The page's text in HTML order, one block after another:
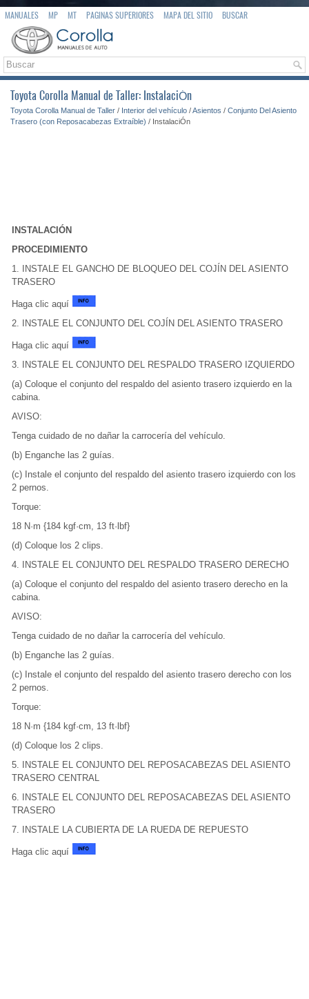
MANUALES MP MT PAGINAS SUPERIORES MAPA DEL SITIO BUSCAR
Toyota Corolla Manual de Taller: InstalaciÓn
Toyota Corolla Manual de Taller / Interior del vehículo /Asientos / Conjunto Del Asiento
Trasero (con Reposacabezas Extraíble) / InstalaciÓn
INSTALACIÓN
PROCEDIMIENTO
1. INSTALE EL GANCHO DE BLOQUEO DEL COJÍN DEL ASIENTO
TRASERO
Haga clic aquí
2. INSTALE EL CONJUNTO DEL COJÍN DEL ASIENTO TRASERO
Haga clic aquí
3. INSTALE EL CONJUNTO DEL RESPALDO TRASERO IZQUIERDO
(a) Coloque el conjunto del respaldo del asiento trasero izquierdo en la
cabina.
AVISO:
Tenga cuidado de no dañar la carrocería del vehículo.
(b) Enganche las 2 guías.
(c) Instale el conjunto del respaldo del asiento trasero izquierdo con los
2 pernos.
Torque:
18 N·m {184 kgf·cm, 13 ft·lbf}
(d) Coloque los 2 clips.
4. INSTALE EL CONJUNTO DEL RESPALDO TRASERO DERECHO
(a) Coloque el conjunto del respaldo del asiento trasero derecho en la
cabina.
AVISO:
Tenga cuidado de no dañar la carrocería del vehículo.
(b) Enganche las 2 guías.
(c) Instale el conjunto del respaldo del asiento trasero derecho con los
2 pernos.
Torque:
18 N·m {184 kgf·cm, 13 ft·lbf}
(d) Coloque los 2 clips.
5. INSTALE EL CONJUNTO DEL REPOSACABEZAS DEL ASIENTO
TRASERO CENTRAL
6. INSTALE EL CONJUNTO DEL REPOSACABEZAS DEL ASIENTO
TRASERO
7. INSTALE LA CUBIERTA DE LA RUEDA DE REPUESTO
Haga clic aquí